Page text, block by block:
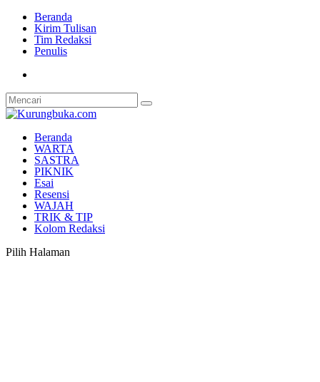
Beranda
Kirim Tulisan
Tim Redaksi
Penulis
Beranda
WARTA
SASTRA
PIKNIK
Esai
Resensi
WAJAH
TRIK & TIP
Kolom Redaksi
Pilih Halaman